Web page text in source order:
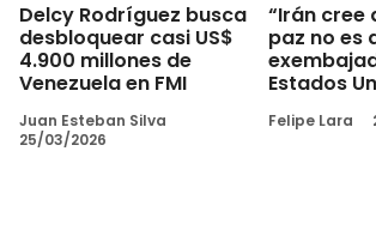
Delcy Rodríguez busca
desbloquear casi US$
4.900 millones de
Venezuela en FMI
Juan Esteban Silva
25/03/2026
“Irán cree
paz no es
Estados
Felipe Lara